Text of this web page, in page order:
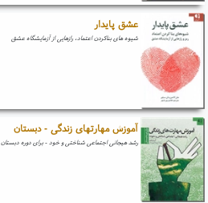
عشق پایدار
شیوه های بناکردن اعتماد، رازهایی از آزمایشگاه عشق
آموزش مهارتهای زندگی - دبستان
رشد هیجانی اجتماعی شناختی و خود - برای دوره دبستان